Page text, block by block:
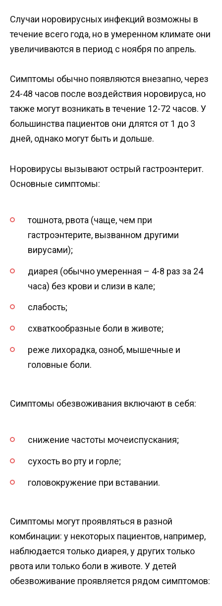
Случаи норовирусных инфекций возможны в
течение всего года, но в умеренном климате они
увеличиваются в период с ноября по апрель.
Симптомы обычно появляются внезапно, через
24-48 часов после воздействия норовируса, но
также могут возникать в течение 12-72 часов. У
большинства пациентов они длятся от 1 до 3
дней, однако могут быть и дольше.
Норовирусы вызывают острый гастроэнтерит.
Основные симптомы:
тошнота, рвота (чаще, чем при
гастроэнтерите, вызванном другими
вирусами);
диарея (обычно умеренная – 4-8 раз за 24
часа) без крови и слизи в кале;
слабость;
схваткообразные боли в животе;
реже лихорадка, озноб, мышечные и
головные боли.
Симптомы обезвоживания включают в себя:
снижение частоты мочеиспускания;
сухость во рту и горле;
головокружение при вставании.
Симптомы могут проявляться в разной
комбинации: у некоторых пациентов, например,
наблюдается только диарея, у других только
рвота или только боли в животе. У детей
обезвоживание проявляется рядом симптомов: